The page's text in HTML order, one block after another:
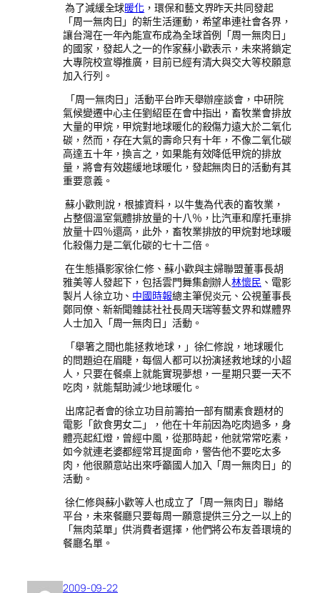
為了減緩全球暖化 ，環保和藝文界昨天共同發起
「周一無肉日」的新生活運動，希望串連社會各界，
讓台灣在一年內能宣布成為全球首例「周一無肉日」
的國家，發起人之一的作家蘇小歡表示，未來將鎖定
大專院校宣導推廣，目前已經有清大與交大等校願意
加入行列。
「周一無肉日」活動平台昨天舉辦座談會，中研院
氣候變遷中心主任劉紹臣在會中指出，畜牧業會排放
大量的甲烷，甲烷對地球暖化的殺傷力遠大於二氧化
碳，然而，存在大氣的壽命只有十年，不像二氧化碳
高達五十年，換言之，如果能有效降低甲烷的排放
量，將會有效趨緩地球暖化，發起無肉日的活動有其
重要意義。
蘇小歡則說，根據資料，以牛隻為代表的畜牧業，
占整個溫室氣體排放量的十八％，比汽車和摩托車排
放量十四％還高，此外，畜牧業排放的甲烷對地球暖
化殺傷力是二氧化碳的七十二倍。
在生態攝影家徐仁修、蘇小歡與主婦聯盟董事長胡
雅美等人發起下，包括雲門舞集創辦人林懷民 、電影
製片人徐立功、 中國時報總主筆倪炎元、公視董事長
鄭同僚、新新聞雜誌社社長周天瑞等藝文界和媒體界
人士加入「周一無肉日」活動。
「舉箸之間也能拯救地球，」徐仁修說，地球暖化
的問題迫在眉睫，每個人都可以扮演拯救地球的小超
人，只要在餐桌上就能實現夢想，一星期只要一天不
吃肉，就能幫助減少地球暖化。
出席記者會的徐立功目前籌拍一部有關素食題材的
電影「飲食男女二」，他在十年前因為吃肉過多，身
體亮起紅燈，曾經中風，從那時起，他就常常吃素，
如今就連老婆都經常耳提面命，警告他不要吃太多
肉，他很願意站出來呼籲國人加入「周一無肉日」的
活動。
徐仁修與蘇小歡等人也成立了「周一無肉日」聯絡
平台，未來餐廳只要每周一願意提供三分之一以上的
「無肉菜單」供消費者選擇，他們將公布友善環境的
餐廳名單。
2009-09-22